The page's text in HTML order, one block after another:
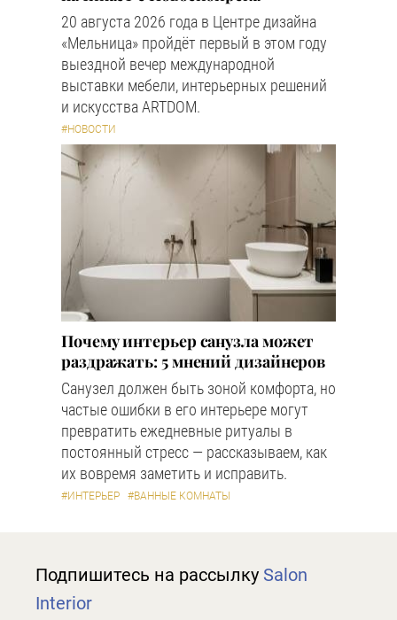
20 августа 2026 года в Центре дизайна
«Мельница» пройдёт первый в этом году
выездной вечер международной
выставки мебели, интерьерных решений
и искусства ARTDOM.
#НОВОСТИ
Почему интерьер санузла может
раздражать: 5 мнений дизайнеров
Санузел должен быть зоной комфорта, но
частые ошибки в его интерьере могут
превратить ежедневные ритуалы в
постоянный стресс — рассказываем, как
их вовремя заметить и исправить.
#ИНТЕРЬЕР #ВАННЫЕ КОМНАТЫ
Подпишитесь на рассылку Salon
Interior